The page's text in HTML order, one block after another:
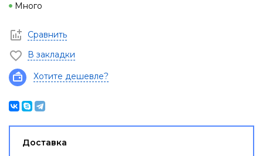
Много
Сравнить
В закладки
Хотите дешевле?
Доставка